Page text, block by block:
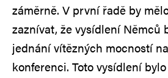
záměrně. V první řadě by
zaznívat, že vysídlení Němců
jednání vítězných mocností
konferenci. Toto vysídlení